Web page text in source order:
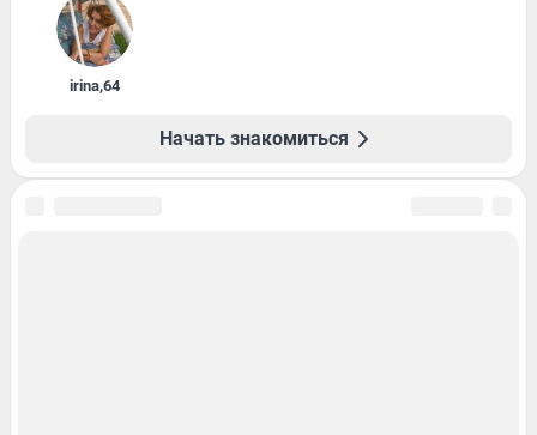
irina,64
Начать знакомиться